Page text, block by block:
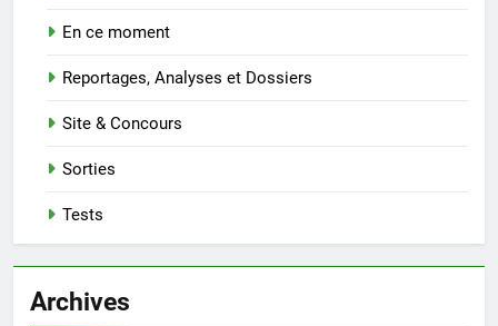
En ce moment
Reportages, Analyses et Dossiers
Site & Concours
Sorties
Tests
Archives